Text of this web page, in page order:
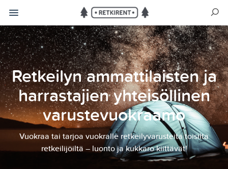
Retkeilyn ammattilaisten ja
harrastajien yhteisöllinen
varustevuokraamo
Vuokraa tai tarjoa vuokralle retkeilyvarusteita toisilta
retkeilijöiltä – luonto ja kukkaro kiittävät!